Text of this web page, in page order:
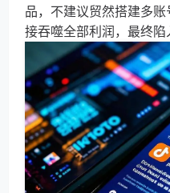
品，不建议贸然搭建多
接吞噬全部利润，最终陷